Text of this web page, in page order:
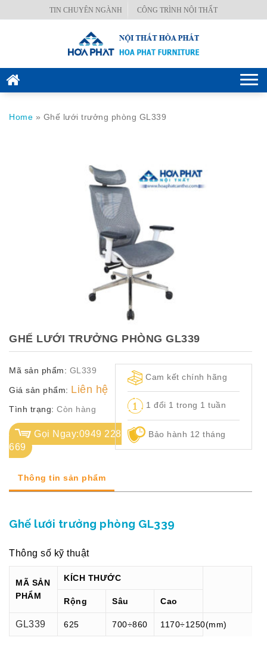
TIN CHUYÊN NGÀNH CÔNG TRÌNH NỘI THẤT
VĂN
MÃ
CH.
SÁCH
Q.
ĐỊNH
Home » Ghế lưới trưởng phòng GL339
GHẾ LƯỚI TRƯỞNG PHÒNG GL339
Mã sản phẩm: GL339
Giá sản phẩm: Liên hệ
Tình trạng: Còn hàng
Gọi Ngay:0949 228
669
Cam kết chính hãng
1 đổi 1 trong 1 tuần
Bảo hành 12 tháng
Thông tin sản phẩm
Ghế lưới trưởng phòng GL339
Thông số kỹ thuật
MÃ SẢN
PHẨM
KÍCH THƯỚC
Rộng Sâu Cao
GL339 625 700÷860 1170÷1250(mm)